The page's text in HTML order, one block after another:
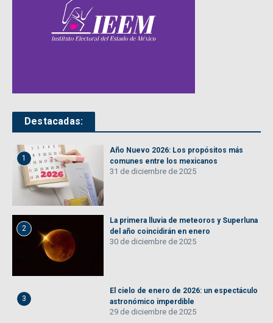
Destacadas:
1
Año Nuevo 2026: Los propósitos más
comunes entre los mexicanos
31 de diciembre de 2025
2
La primera lluvia de meteoros y Superluna
del año coincidirán en enero
30 de diciembre de 2025
3
El cielo de enero de 2026: un espectáculo
astronómico imperdible
29 de diciembre de 2025